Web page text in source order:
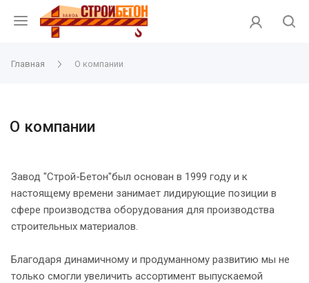
Главная О компании
О компании
Завод "Строй-Бетон"был основан в 1999 году и к
настоящему времени занимает лидирующие позиции в
сфере производства оборудования для производства
строительных материалов.
Благодаря динамичному и продуманному развитию мы не
только смогли увеличить ассортимент выпускаемой